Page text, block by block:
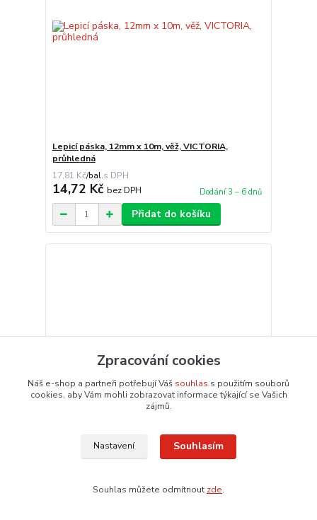
Lepicí páska, 12mm x 10m, věž, VICTORIA,
průhledná
17,81 Kč/bal.
14,72 Kč bez DPH Dodání 3 – 6 dnů
Přidat do košíku
ks
Zpracování cookies
Náš e-shop a partneři potřebují Váš souhlas s použitím souborů
cookies, aby Vám mohli zobrazovat informace týkající se Vašich
zájmů.
Nastavení Souhlasím
Souhlas můžete odmítnout zde.